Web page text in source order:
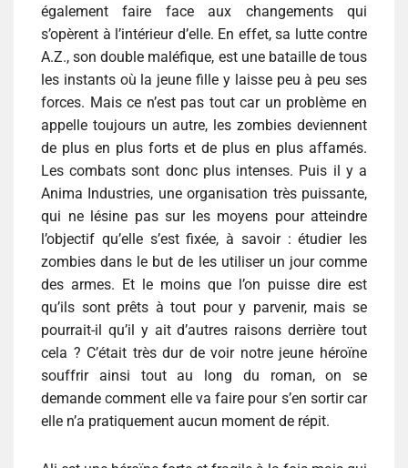
également faire face aux changements qui
s’opèrent à l’intérieur d’elle. En effet, sa lutte contre
A.Z., son double maléfique, est une bataille de tous
les instants où la jeune fille y laisse peu à peu ses
forces. Mais ce n’est pas tout car un problème en
appelle toujours un autre, les zombies deviennent
de plus en plus forts et de plus en plus affamés.
Les combats sont donc plus intenses. Puis il y a
Anima Industries, une organisation très puissante,
qui ne lésine pas sur les moyens pour atteindre
l’objectif qu’elle s’est fixée, à savoir : étudier les
zombies dans le but de les utiliser un jour comme
des armes. Et le moins que l’on puisse dire est
qu’ils sont prêts à tout pour y parvenir, mais se
pourrait-il qu’il y ait d’autres raisons derrière tout
cela ? C’était très dur de voir notre jeune héroïne
souffrir ainsi tout au long du roman, on se
demande comment elle va faire pour s’en sortir car
elle n’a pratiquement aucun moment de répit.